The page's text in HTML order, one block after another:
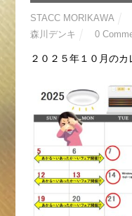
STACC MORIKAWA
森川デンキ
0
２０２５年１０月のカ